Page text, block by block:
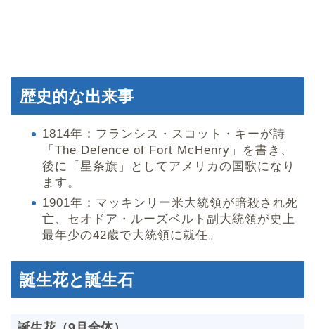
歴史的な出来事
1814年：フランシス・スコット・キーが詩
「The Defence of Fort McHenry」を書き、
後に「星条旗」としてアメリカの国歌になり
ます。
1901年：マッキンリー米大統領が暗殺され死
亡、セオドア・ルーズベルト副大統領が史上
最年少の42歳で大統領に就任。
誕生花と誕生石